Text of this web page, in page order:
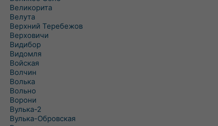
Великорита
Велута
Верхний Теребежов
Верховичи
Видибор
Видомля
Войская
Волчин
Волька
Вольно
Ворони
Вулька-2
Вулька-Обровская